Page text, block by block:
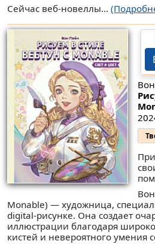
Сейчас веб-новеллы...
Monable) — художница,
digital-рисунке. Она создает
иллюстрации благодаря
кистей и невероятного умения